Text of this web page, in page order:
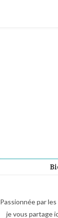
Passionnée par
je vous partage